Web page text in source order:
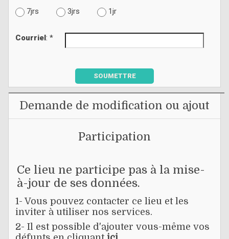
7jrs
3jrs 1jr
Courriel: *
SOUMETTRE
Demande de modification ou ajout
Participation
Ce lieu ne participe pas à la mise-
à-jour de ses données.
1- Vous pouvez contacter ce lieu et les
inviter à utiliser nos services.
2- Il est possible d'ajouter vous-même vos